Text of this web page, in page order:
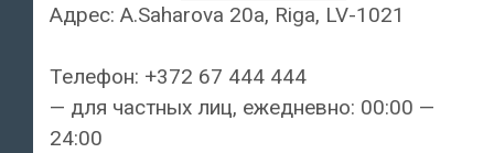
Адрес: A.Saharova 20a, Riga, LV-1021
Телефон: +372 67 444 444
— для частных лиц, ежедневно: 00:00 —
24:00